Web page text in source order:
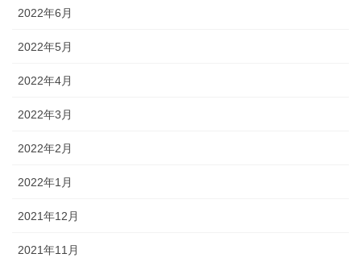
2022年6月
2022年5月
2022年4月
2022年3月
2022年2月
2022年1月
2021年12月
2021年11月